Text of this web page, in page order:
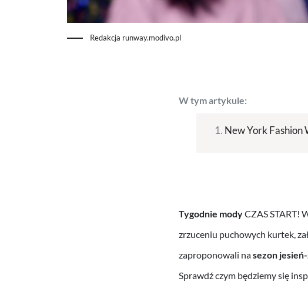
Redakcja runway.modivo.pl
W tym artykule:
New York Fashion
Tygodnie modyCZAS START!
zrzuceniu puchowych kurtek,
zaproponowali nasezon
Sprawdź czym będziemy się